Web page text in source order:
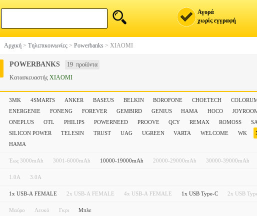
Αγορά
χωρίς εγγραφή
Αρχική > Τηλεπικοινωνίες > Powerbanks > XIAOMI
POWERBANKS 19 προϊόντα
Κατασκευαστής XIAOMI
3MK 4SMARTS ANKER BASEUS BELKIN BOROFONE CHOETECH
ENERGENIE
FONENG FOREVER GEMBIRD GENIUS HAMA HOCO
ONEPLUS
OTL PHILIPS POWERNEED PROOVE QCY REMAX ROMOSS
SILICON POWER
TELESIN TRUST UAG UGREEN VARTA WELCOME WK
ΗΑΜΑ
Έως 3000mAh 3001-6000mAh 10000-19000mAh 20000-29000mAh 30000-39000mAh
1.0Α 3.0A
1x USB-A FEMALE 2x USB-A FEMALE 4x USB-A FEMALE 1x USB Type-C 2x USB
Μαύρο Λευκό Γκρι Μπλε